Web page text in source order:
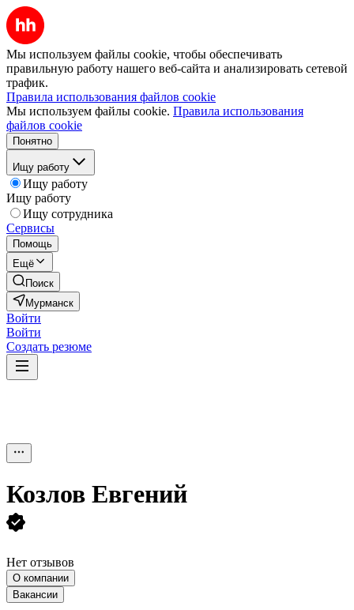
Мы используем файлы cookie, чтобы обеспечивать
правильную работу нашего веб-сайта и анализировать сетевой
трафик.
Правила использования файлов cookie
Мы используем файлы cookie. Правила использования
файлов cookie
Понятно
Ищу работу
Ищу работу
Ищу работу
Ищу сотрудника
Сервисы
Помощь
Ещё
Поиск
Мурманск
Войти
Войти
Создать резюме
Козлов Евгений
Нет отзывов
О компании
Вакансии